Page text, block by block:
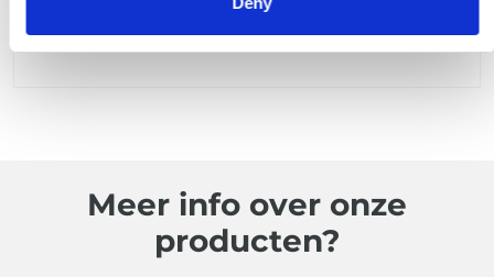
Meer info
Meer info over onze
producten?